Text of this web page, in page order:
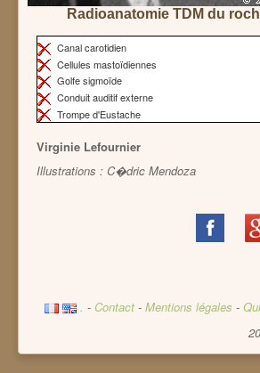
Radioanatomie TDM du
Canal carotidien
Cellules mastoïdiennes
Golfe sigmoïde
Conduit auditif externe
Trompe d'Eustache
Virginie Lefournier
Illustrations : C�dric Mendoza
Share
on
. - Contact - Mentions légales -